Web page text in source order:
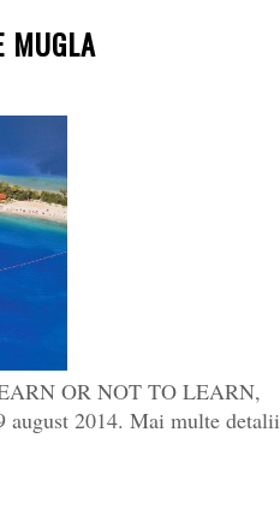
MUGLA
OR NOT TO LEARN,
august 2014. Mai multe detalii